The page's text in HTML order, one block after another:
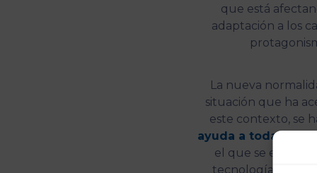
que está
adaptación a los
La nueva
situación que ha
este contexto, se
ayuda a todas las
el que se
tecnologías a